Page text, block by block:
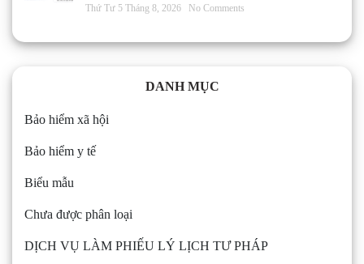
Thứ Tư 5 Tháng 8, 2026 No Comments
DANH MỤC
Bảo hiểm xã hội
Bảo hiểm y tế
Biểu mẫu
Chưa được phân loại
DỊCH VỤ LÀM PHIẾU LÝ LỊCH TƯ PHÁP